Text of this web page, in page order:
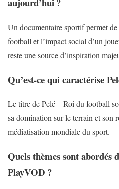
Un documentaire sportif permet
football et l’impact social d’un
reste une source d’inspiration
Qu’est-ce qui caractérise
Le titre de Pelé – Roi du football
sa domination sur le terrain et son
médiatisation mondiale du sport.
Quels thèmes sont abordés
PlayVOD ?